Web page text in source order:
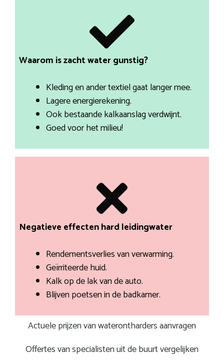
Waarom is zacht water gunstig?
Kleding en ander textiel gaat langer mee.
Lagere energierekening.
Ook bestaande kalkaanslag verdwijnt.
Goed voor het milieu!
Negatieve effecten hard leidingwater
Rendementsverlies van verwarming.
Geïrriteerde huid.
Kalk op de lak van de auto.
Blijven poetsen in de badkamer.
Actuele prijzen van waterontharders aanvragen
Offertes van specialisten uit de buurt vergelijken